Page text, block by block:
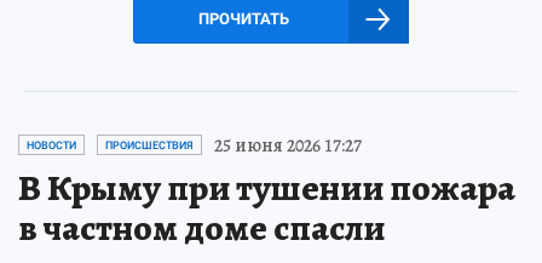
ПРОЧИТАТЬ
НОВОСТИ ПРОИСШЕСТВИЯ 25 июня 2026 17:27
В Крыму при тушении пожара
в частном доме спасли